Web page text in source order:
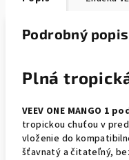
Podrobný popis
Plná
VEEV ONE MANGO 1
tropickou chuťou v
vloženie do
šťavnatý a čitateľný,